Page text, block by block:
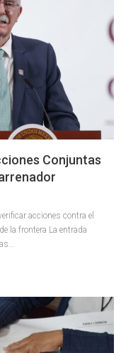
Conjuntas
acciones contra el
la frontera La entrada